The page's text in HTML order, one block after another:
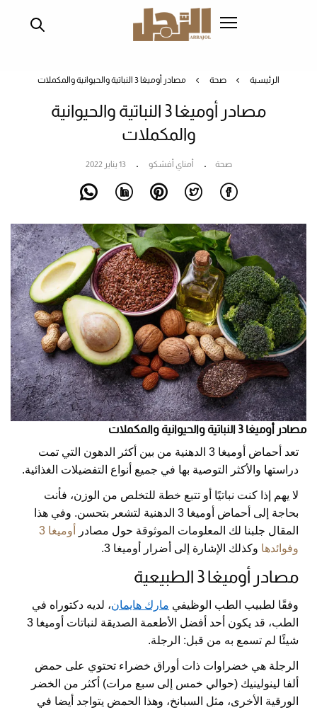
الرئيسية صحة مصادر أوميغا 3 النباتية والحيوانية والمكملات
مصادر أوميغا 3 النباتية والحيوانية
والمكملات
صحة أمناي أفشكو 13 يناير 2022
مصادر أوميغا 3 النباتية والحيوانية والمكملات
تعد أحماض أوميغا 3 الدهنية من بين أكثر الدهون التي تمت
دراستها والأكثر التوصية بها في جميع أنواع التفضيلات الغذائية.
لا يهم إذا كنت نباتيًا أو تتبع خطة للتخلص من الوزن، فأنت
بحاجة إلى أحماض أوميغا 3 الدهنية لتشعر بتحسن. وفي هذا
المقال جلبنا لك المعلومات الموثوقة حول مصادر
أوميغا 3
وفوائدها وكذلك الإشارة إلى أضرار أوميغا 3 .
مصادر أوميغا 3 الطبيعية
وفقًا لطبيب الطب الوظيفي مارك هايمان، لديه دكتوراه في
الطب، قد يكون أحد أفضل الأطعمة الصديقة لنباتات أوميغا 3
شيئًا لم تسمع به من قبل: الرجلة.
الرجلة هي خضراوات ذات أوراق خضراء تحتوي على حمض
ألفا لينولينيك (حوالي خمس إلى سبع مرات) أكثر من الخضر
الورقية الأخرى، مثل السبانخ، وهذا الحمض يتواجد أيضا في